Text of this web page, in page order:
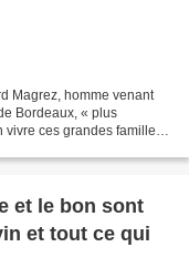
Magrez, homme venant
Bordeaux, « plus
vivre ces grandes familles
et le bon sont
et tout ce qui